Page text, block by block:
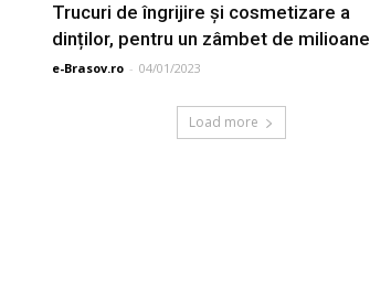
Trucuri de îngrijire și cosmetizare a
dinților, pentru un zâmbet de milioane
e-Brasov.ro - 04/01/2023
Load more